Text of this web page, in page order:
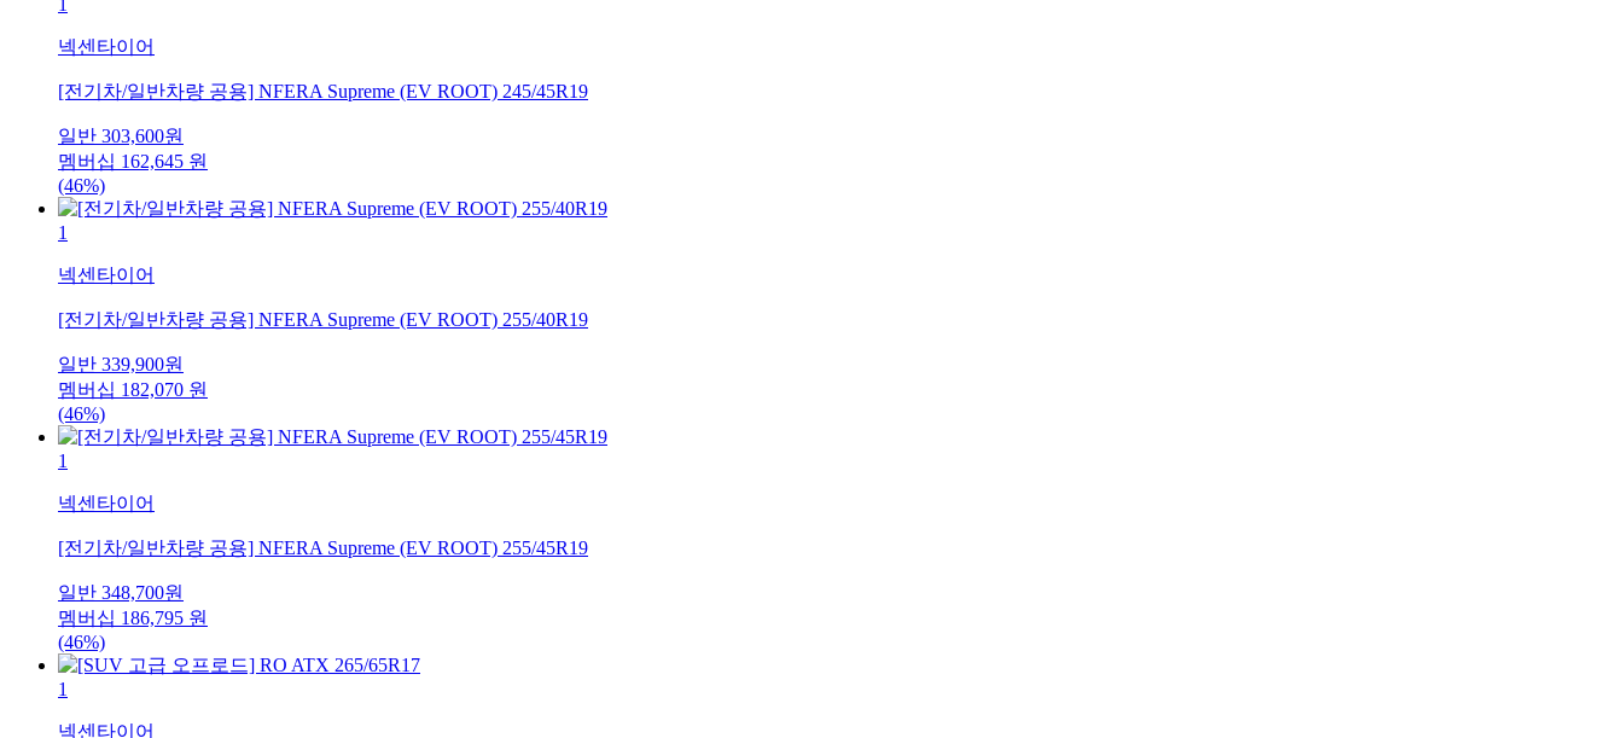
넥센타이어
[전기차/일반차량 공용] NFERA Supreme (EV ROOT) 245/45R19
일반 303,600원
멤버십 162,645 원
(46%)
1
넥센타이어
[전기차/일반차량 공용] NFERA Supreme (EV ROOT) 255/40R19
일반 339,900원
멤버십 182,070 원
(46%)
1
넥센타이어
[전기차/일반차량 공용] NFERA Supreme (EV ROOT) 255/45R19
일반 348,700원
멤버십 186,795 원
(46%)
1
넥센타이어